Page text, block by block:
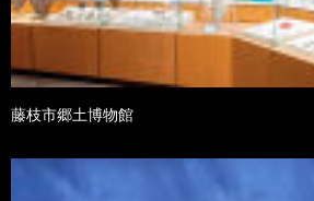
藤枝市郷土博物館